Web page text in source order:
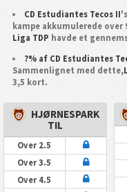
CD Estudiantes Tecos II
kampe akkumulerede over
Liga TDP havde et
?% af CD Estudiantes
Sammenlignet med dette,
3,5 kort.
HJØRNESPARK
TIL
Over 2.5
Over 3.5
Over 4.5